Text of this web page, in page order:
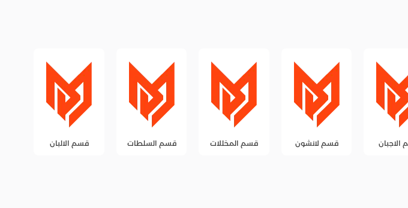
لانشون قسم المخللات قسم السلطات قسم الالبان قسم الزيوت